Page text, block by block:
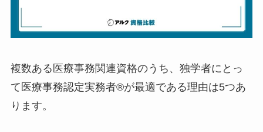
複数ある医療事務関連資格のうち、独学者にとっ
て医療事務認定実務者®が最適である理由は5つあ
ります。